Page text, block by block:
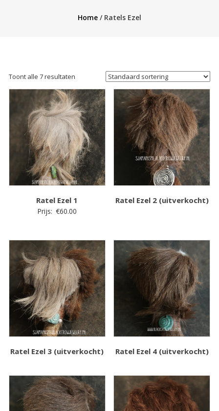
Home/ Ratels Ezel
Toont alle 7 resultaten
Ratel Ezel 1
Prijs: €60.00
Ratel Ezel 2 (uitverkocht)
Ratel Ezel 3 (uitverkocht) Ratel Ezel 4 (uitverkocht)